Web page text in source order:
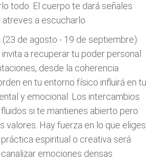
todo. El cuerpo te dará señales
atreves a escucharlo
(23 de agosto - 19 de septiembre):
a recuperar tu poder personal
desde la coherencia
en tu entorno físico influirá en tu
y emocional. Los intercambios
si te mantienes abierto pero
valores. Hay fuerza en lo que eliges
práctica espiritual o creativa será
emociones densas